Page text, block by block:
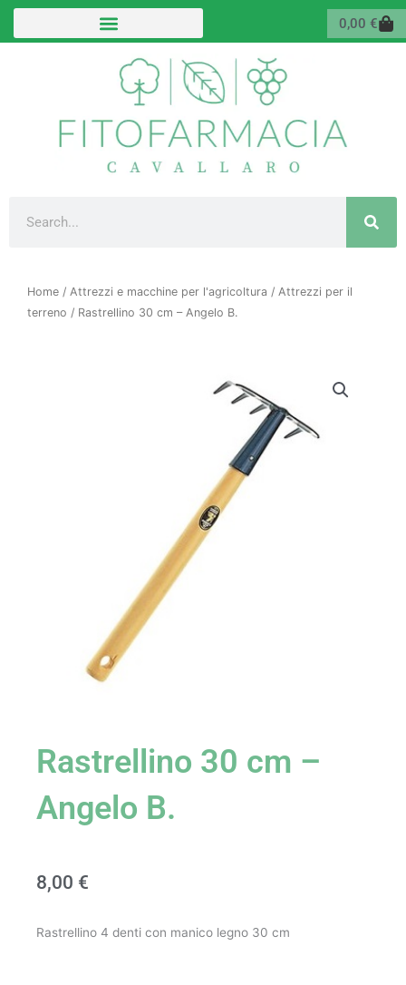
Vai
0,00 €
Home / Attrezzi e macchine per l'agricoltura / Attrezzi per il
terreno / Rastrellino 30 cm – Angelo B.
Rastrellino 30 cm –
Angelo B.
8,00 €
Rastrellino 4 denti con manico legno 30 cm